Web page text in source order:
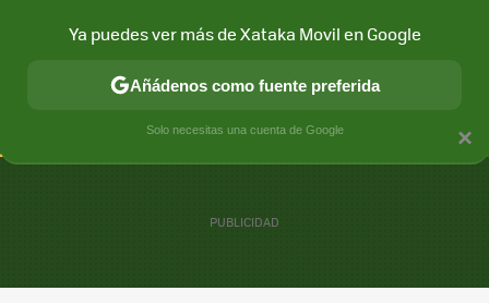
CONECTIVIDAD MÓVIL Y SOCIEDAD APLICACIONES
×
Ya puedes ver más de Xataka Movil en Google
Añádenos como fuente preferida
Solo necesitas una cuenta de Google